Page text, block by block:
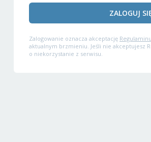
ZALOGUJ
Zalogowanie oznacza akceptację
aktualnym brzmieniu. Jeśli nie akceptujesz
o niekorzystanie z serwisu.